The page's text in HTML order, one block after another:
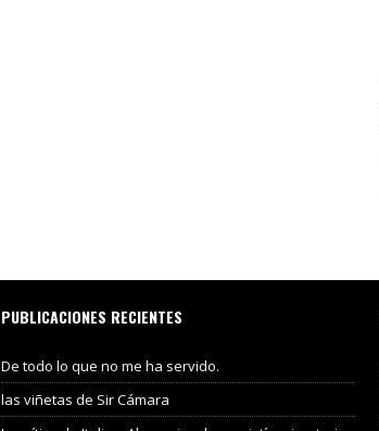
PUBLICACIONES RECIENTES
De todo lo que no me ha servido.
las viñetas de Sir Cámara